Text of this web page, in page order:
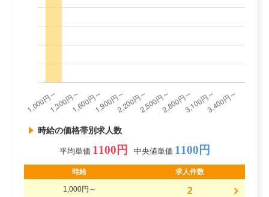
時給の価格帯別求人数
平均単価 1100円 中央値単価 1100円
時給 求人件数
1,000円～ 2